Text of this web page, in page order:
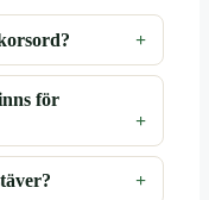
för